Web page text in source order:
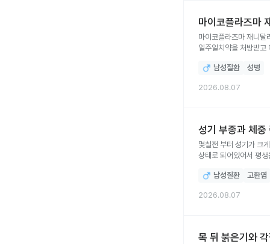
마이코플라즈마
마이코플라즈마 재니탈리움에 걸린 상태인데 (첫방문) 하루치약을 처
일주일치약을 처방받고 다
궁금합니다
남성질환 성병
2026.08.07
성기 부종과 체
몇칠전 부터 성기가 크게 부풀
상태로 되어있어서 평
남성질환
고환염
2026.08.07
목 뒤 붉은기와